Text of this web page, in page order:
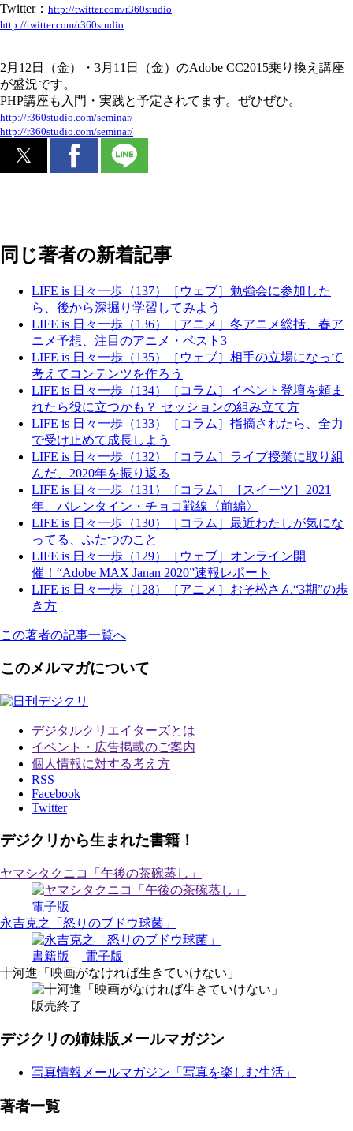
Twitter： http://twitter.com/r360studio
http://twitter.com/r360studio
2月12日（金）・3月11日（金）のAdobe CC2015乗り換え講座
が盛況です。
PHP講座も入門・実践と予定されてます。ぜひぜひ。
http://r360studio.com/seminar/
http://r360studio.com/seminar/
同じ著者の新着記事
LIFE is 日々一歩（137）［ウェブ］勉強会に参加した
ら、後から深掘り学習してみよう
LIFE is 日々一歩（136）［アニメ］冬アニメ総括、春ア
ニメ予想、注目のアニメ・ベスト3
LIFE is 日々一歩（135）［ウェブ］相手の立場になって
考えてコンテンツを作ろう
LIFE is 日々一歩（134）［コラム］イベント登壇を頼ま
れたら役に立つかも？ セッションの組み立て方
LIFE is 日々一歩（133）［コラム］指摘されたら、全力
で受け止めて成長しよう
LIFE is 日々一歩（132）［コラム］ライブ授業に取り組
んだ、2020年を振り返る
LIFE is 日々一歩（131）［コラム］［スイーツ］2021
年、バレンタイン・チョコ戦線〈前編〉
LIFE is 日々一歩（130）［コラム］最近わたしが気にな
ってる、ふたつのこと
LIFE is 日々一歩（129）［ウェブ］オンライン開
催！“Adobe MAX Janan 2020”速報レポート
LIFE is 日々一歩（128）［アニメ］おそ松さん“3期”の歩
き方
この著者の記事一覧へ
このメルマガについて
デジタルクリエイターズとは
イベント・広告掲載のご案内
個人情報に対する考え方
RSS
Facebook
Twitter
デジクリから生まれた書籍！
ヤマシタクニコ「午後の茶碗蒸し」
電子版
永吉克之「怒りのブドウ球菌」
書籍版
電子版
十河進「映画がなければ生きていけない」
販売終了
デジクリの姉妹版メールマガジン
写真情報メールマガジン「写真を楽しむ生活」
著者一覧